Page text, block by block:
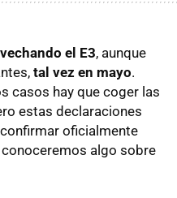
el E3, aunque
tal vez en mayo.
casos hay que coger las
estas declaraciones
oficialmente
algo sobre